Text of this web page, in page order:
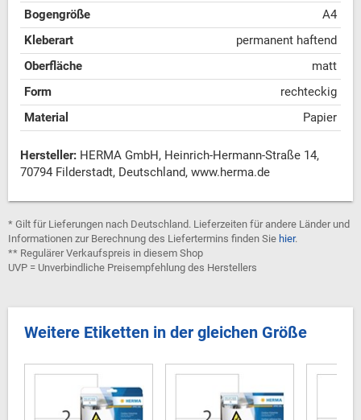
Bogengröße
A4
Kleberart
permanent haftend
Oberfläche
matt
Form
rechteckig
Material
Papier
Hersteller: HERMA GmbH, Heinrich-Hermann-Straße 14,
70794 Filderstadt, Deutschland, www.herma.de
* Gilt für Lieferungen nach Deutschland. Lieferzeiten für andere Länder und
Informationen zur Berechnung des Liefertermins finden Sie hier.
** Regulärer Verkaufspreis in diesem Shop
UVP = Unverbindliche Preisempfehlung des Herstellers
Weitere Etiketten in der gleichen Größe